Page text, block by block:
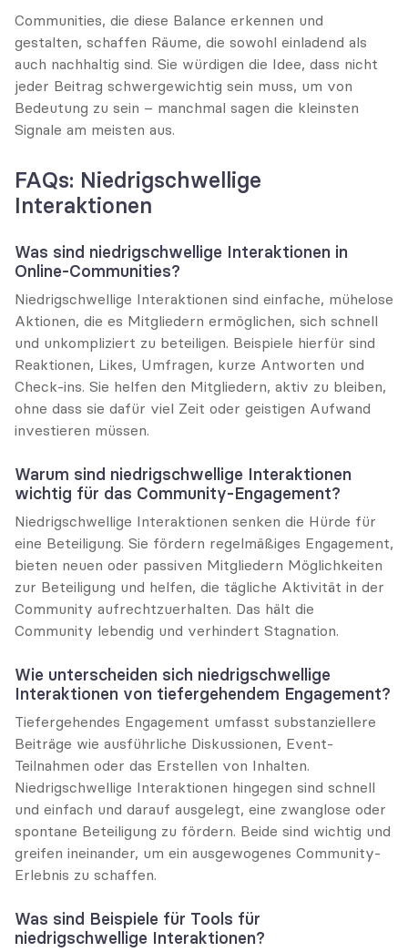
Communities, die diese Balance erkennen und
gestalten, schaffen Räume, die sowohl einladend als
auch nachhaltig sind. Sie würdigen die Idee, dass nicht
jeder Beitrag schwergewichtig sein muss, um von
Bedeutung zu sein – manchmal sagen die kleinsten
Signale am meisten aus.
FAQs: Niedrigschwellige
Interaktionen
Was sind niedrigschwellige Interaktionen in
Online-Communities?
Niedrigschwellige Interaktionen sind einfache, mühelose
Aktionen, die es Mitgliedern ermöglichen, sich schnell
und unkompliziert zu beteiligen. Beispiele hierfür sind
Reaktionen, Likes, Umfragen, kurze Antworten und
Check-ins. Sie helfen den Mitgliedern, aktiv zu bleiben,
ohne dass sie dafür viel Zeit oder geistigen Aufwand
investieren müssen.
Warum sind niedrigschwellige Interaktionen
wichtig für das Community-Engagement?
Niedrigschwellige Interaktionen senken die Hürde für
eine Beteiligung. Sie fördern regelmäßiges Engagement,
bieten neuen oder passiven Mitgliedern Möglichkeiten
zur Beteiligung und helfen, die tägliche Aktivität in der
Community aufrechtzuerhalten. Das hält die
Community lebendig und verhindert Stagnation.
Wie unterscheiden sich niedrigschwellige
Interaktionen von tiefergehendem Engagement?
Tiefergehendes Engagement umfasst substanziellere
Beiträge wie ausführliche Diskussionen, Event-
Teilnahmen oder das Erstellen von Inhalten.
Niedrigschwellige Interaktionen hingegen sind schnell
und einfach und darauf ausgelegt, eine zwanglose oder
spontane Beteiligung zu fördern. Beide sind wichtig und
greifen ineinander, um ein ausgewogenes Community-
Erlebnis zu schaffen.
Was sind Beispiele für Tools für
niedrigschwellige Interaktionen?